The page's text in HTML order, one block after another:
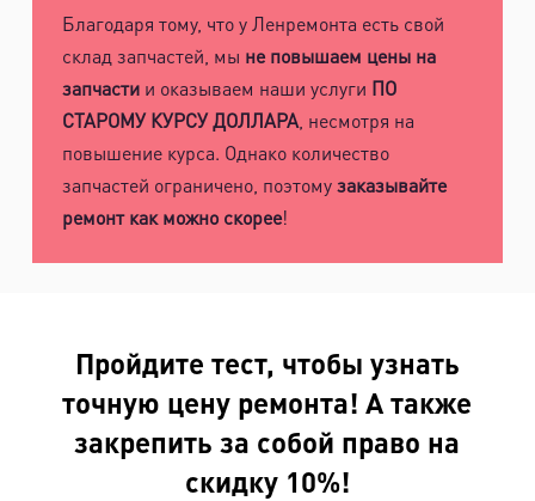
Благодаря тому, что у Ленремонта есть свой
склад запчастей, мы не повышаем цены на
запчастии оказываем наши услуги ПО
СТАРОМУ КУРСУ ДОЛЛАРА, несмотря на
повышение курса. Однако количество
запчастей ограничено, поэтомузаказывайте
ремонт как можно скорее!
Пройдите тест, чтобы узнать
точную цену ремонта! А также
закрепить за собой право на
скидку 10%!